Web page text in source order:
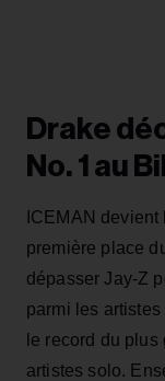
Drake
No. 1 au
ICEMAN
première place
dépasser Jay‑Z
parmi les
le record du
artistes solo.